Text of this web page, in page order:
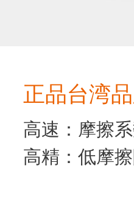
正品台湾
高速：摩擦
高精：低摩